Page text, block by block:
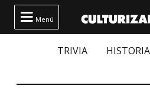
 Menú
TRIVIA HISTORIA